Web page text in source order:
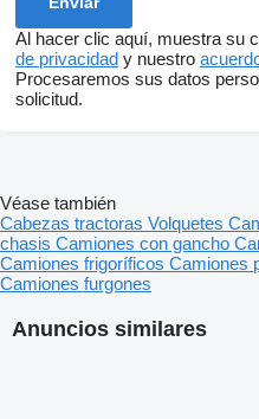
Al hacer clic aquí, muestra su
de privacidad y nuestro
Procesaremos sus datos
solicitud.
Anuncios similares
Véase también
Cabezas tractoras Volquetes
chasis Camiones con gancho
Camiones frigoríficos Camiones
Camiones furgones